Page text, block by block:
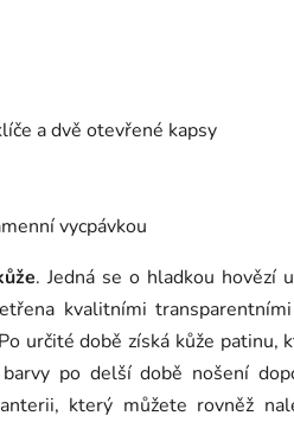
a dvě otevřené kapsy
vycpávkou
. Jedná se o hladkou hovězí
kvalitními
určité době získá kůže patinu,
po delší době nošení
který můžete rovněž